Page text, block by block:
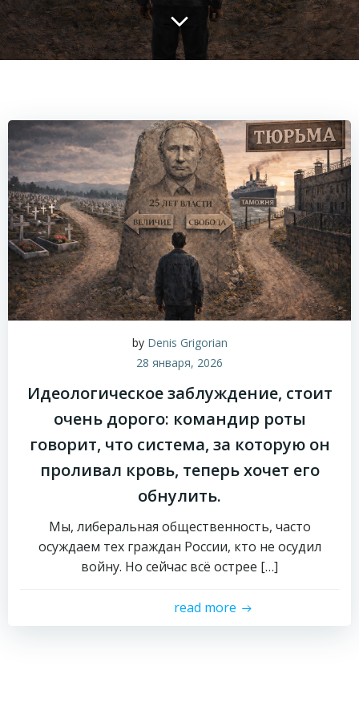
by Denis Grigorian
28 января, 2026
Идеологическое заблуждение, стоит
очень дорого: командир роты
говорит, что система, за которую он
проливал кровь, теперь хочет его
обнулить.
Мы, либеральная общественность, часто
осуждаем тех граждан России, кто не осудил
войну. Но сейчас всё острее […]
read more